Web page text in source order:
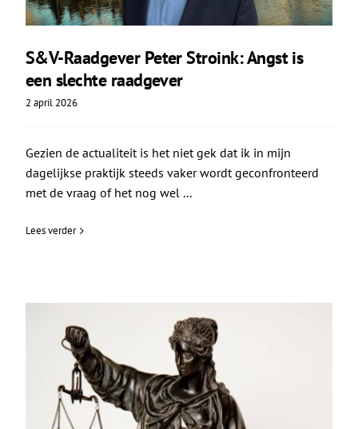
S&V-Raadgever Peter Stroink: Angst is
een slechte raadgever
2 april 2026
Gezien de actualiteit is het niet gek dat ik in mijn
dagelijkse praktijk steeds vaker wordt geconfronteerd
met de vraag of het nog wel ...
Lees verder